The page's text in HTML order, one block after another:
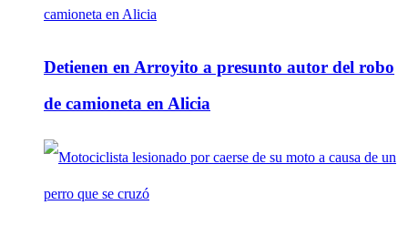
Detienen en Arroyito a presunto autor del robo
de camioneta en Alicia